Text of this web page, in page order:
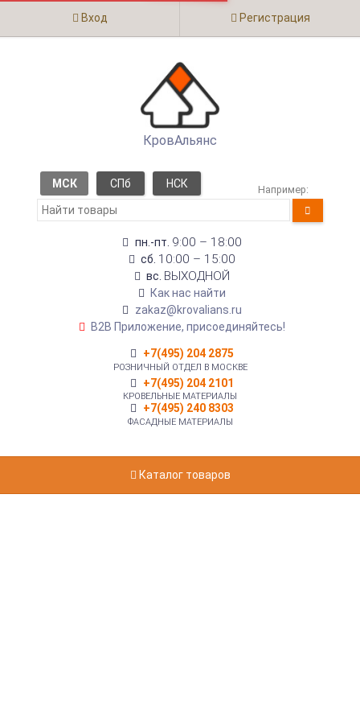
Вход Регистрация
КровАльянс
МСК СПб НСК Например:
пн.-пт. 9:00 – 18:00
сб. 10:00 – 15:00
вс. ВЫХОДНОЙ
Как нас найти
zakaz@krovalians.ru
B2B Приложение, присоединяйтесь!
+7(495) 204 2875
РОЗНИЧНЫЙ ОТДЕЛ В МОСКВЕ
+7(495) 204 2101
КРОВЕЛЬНЫЕ МАТЕРИАЛЫ
+7(495) 240 8303
ФАСАДНЫЕ МАТЕРИАЛЫ
Каталог товаров